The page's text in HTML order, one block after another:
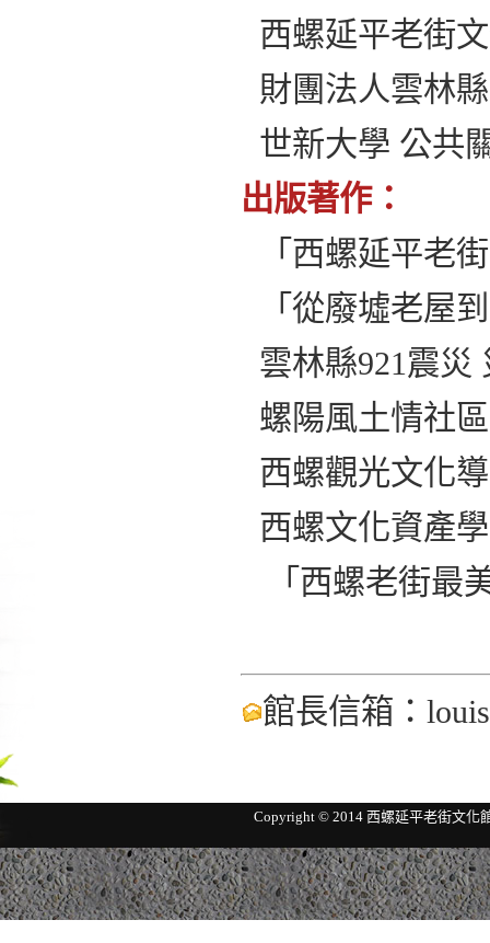
西螺延平老街
財團法人雲林
世新大學 公共
出版著作：
「西螺延平老
「從廢墟老屋
雲林縣921震
螺陽風土情社
西螺觀光文化
西螺文化資產
「西螺老街最
館長信箱：
Copyright © 2014 西螺延平老街文化